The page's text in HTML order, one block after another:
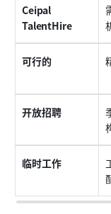
Ceipal
TalentHire
可行的
开放招聘
临时工作